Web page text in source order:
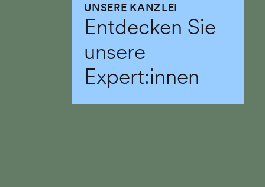
UNSERE KANZLEI
Entdecken Sie
unsere
Expert:innen